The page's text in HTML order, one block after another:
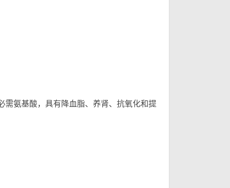
氨基酸，具有降血脂、养肾、抗氧化和提